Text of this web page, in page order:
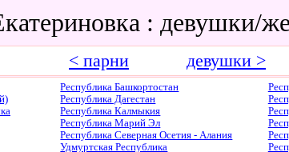
: девушки/
< парни девушки >
Республика Башкортостан
Республика Дагестан
Республика Калмыкия
Республика Марий Эл
Республика Северная Осетия - Алания
Удмуртская Республика